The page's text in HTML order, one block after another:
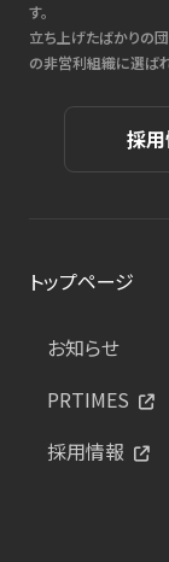
す。
立ち上げたばかりの
の非営利組織に選ばれ
採
トップページ
お知らせ
PRTIMES
採用情報